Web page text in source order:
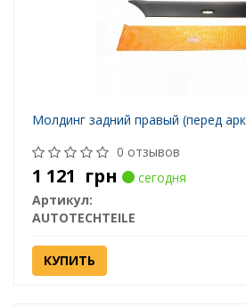
Молдинг задний правый (перед
0 отзывов
1 121 грн
сегодня
Артикул:
AUTOTECHTEILE
КУПИТЬ